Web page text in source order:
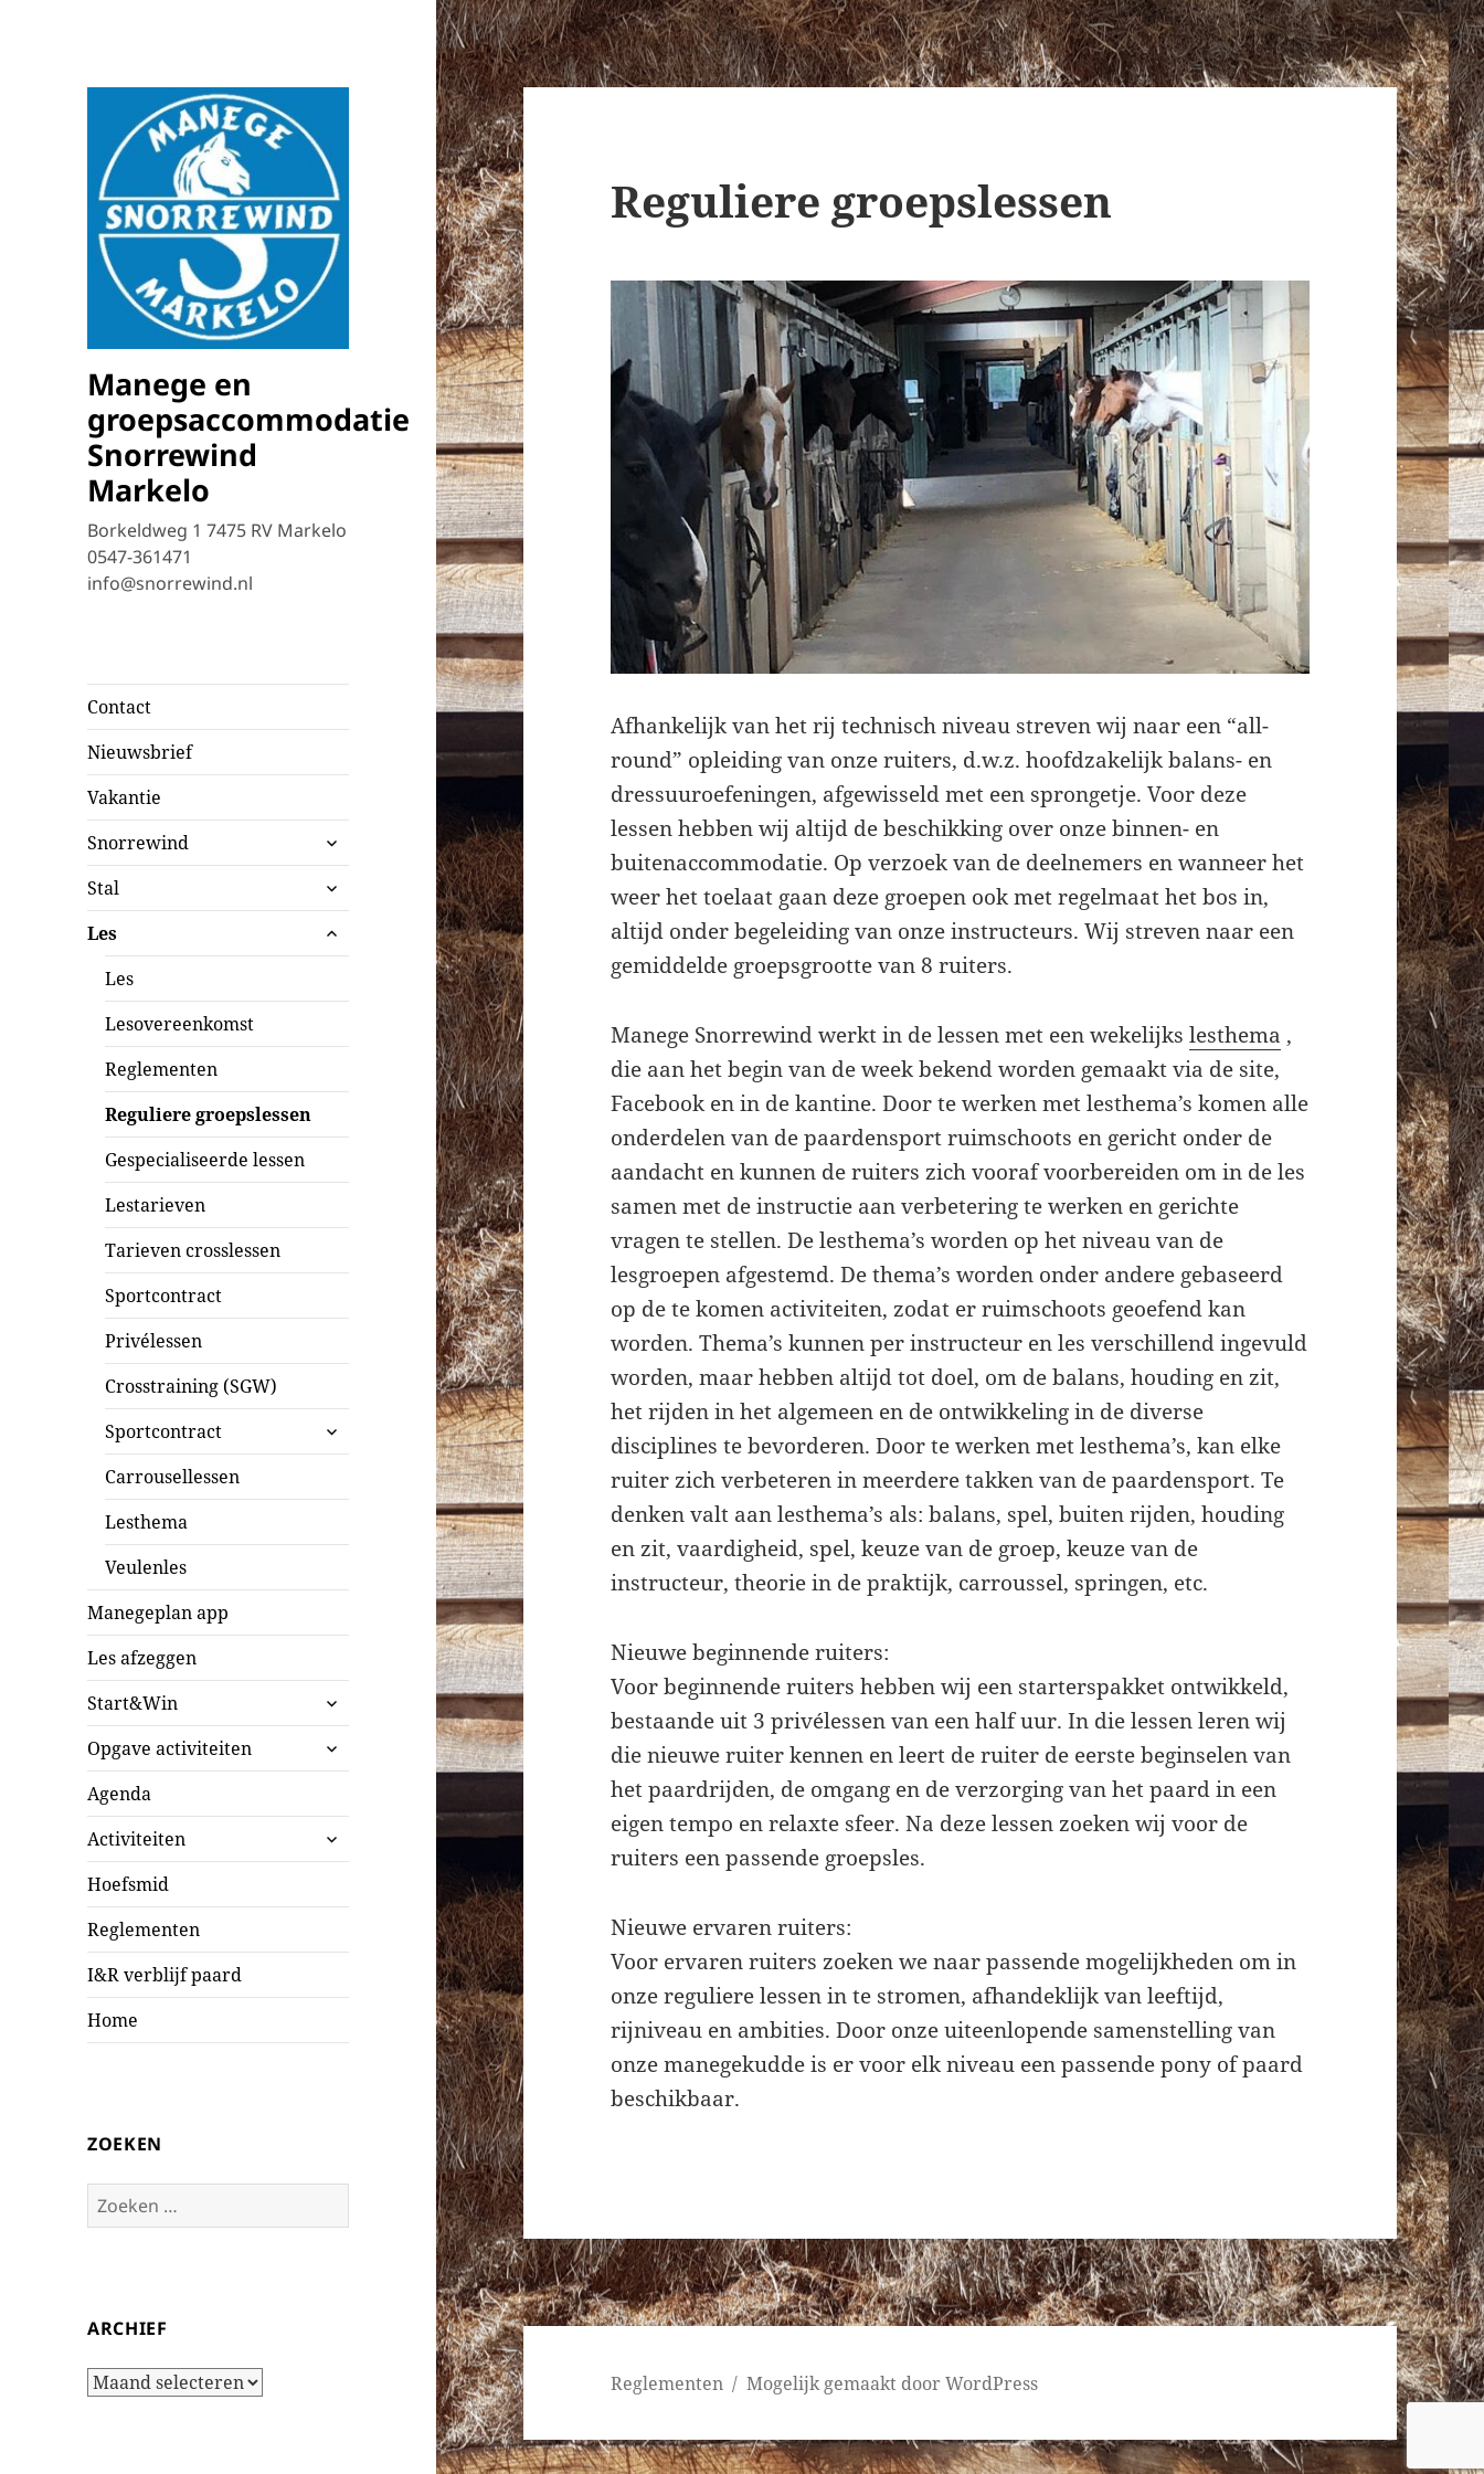
Manege en
groepsaccommodatie
Snorrewind
Markelo
Borkeldweg 1 7475 RV Markelo
0547-361471
info@snorrewind.nl
Contact
Nieuwsbrief
Vakantie
Snorrewind
submenu
uitvouwen
Stal
submenu
uitvouwen
Les
submenu
uitvouwen
Les
Lesovereenkomst
Reglementen
Reguliere groepslessen
Gespecialiseerde lessen
Lestarieven
Tarieven crosslessen
Sportcontract
Privélessen
Crosstraining (SGW)
Sportcontract
submenu
uitvouwen
Carrousellessen
Lesthema
Veulenles
Manegeplan app
Les afzeggen
Start&Win
submenu
uitvouwen
Opgave activiteiten
submenu
uitvouwen
Agenda
Activiteiten
submenu
uitvouwen
Hoefsmid
Reglementen
I&R verblijf paard
Home
ZOEKEN
Zoeken
naar:
ARCHIEF
Archief
Reguliere groepslessen
Afhankelijk van het rij technisch niveau streven wij naar een “all-
round” opleiding van onze ruiters, d.w.z. hoofdzakelijk balans- en
dressuuroefeningen, afgewisseld met een sprongetje. Voor deze
lessen hebben wij altijd de beschikking over onze binnen- en
buitenaccommodatie. Op verzoek van de deelnemers en wanneer het
weer het toelaat gaan deze groepen ook met regelmaat het bos in,
altijd onder begeleiding van onze instructeurs. Wij streven naar een
gemiddelde groepsgrootte van 8 ruiters.
Manege Snorrewind werkt in de lessen met een wekelijkslesthema ,
die aan het begin van de week bekend worden gemaakt via de site,
Facebook en in de kantine. Door te werken met lesthema’s komen alle
onderdelen van de paardensport ruimschoots en gericht onder de
aandacht en kunnen de ruiters zich vooraf voorbereiden om in de les
samen met de instructie aan verbetering te werken en gerichte
vragen te stellen. De lesthema’s worden op het niveau van de
lesgroepen afgestemd. De thema’s worden onder andere gebaseerd
op de te komen activiteiten, zodat er ruimschoots geoefend kan
worden. Thema’s kunnen per instructeur en les verschillend ingevuld
worden, maar hebben altijd tot doel, om de balans, houding en zit,
het rijden in het algemeen en de ontwikkeling in de diverse
disciplines te bevorderen. Door te werken met lesthema’s, kan elke
ruiter zich verbeteren in meerdere takken van de paardensport. Te
denken valt aan lesthema’s als: balans, spel, buiten rijden, houding
en zit, vaardigheid, spel, keuze van de groep, keuze van de
instructeur, theorie in de praktijk, carroussel, springen, etc.
Nieuwe beginnende ruiters:
Voor beginnende ruiters hebben wij een starterspakket ontwikkeld,
bestaande uit 3 privélessen van een half uur. In die lessen leren wij
die nieuwe ruiter kennen en leert de ruiter de eerste beginselen van
het paardrijden, de omgang en de verzorging van het paard in een
eigen tempo en relaxte sfeer. Na deze lessen zoeken wij voor de
ruiters een passende groepsles.
Nieuwe ervaren ruiters:
Voor ervaren ruiters zoeken we naar passende mogelijkheden om in
onze reguliere lessen in te stromen, afhandeklijk van leeftijd,
rijniveau en ambities. Door onze uiteenlopende samenstelling van
onze manegekudde is er voor elk niveau een passende pony of paard
beschikbaar.
Reglementen Mogelijk gemaakt door WordPress